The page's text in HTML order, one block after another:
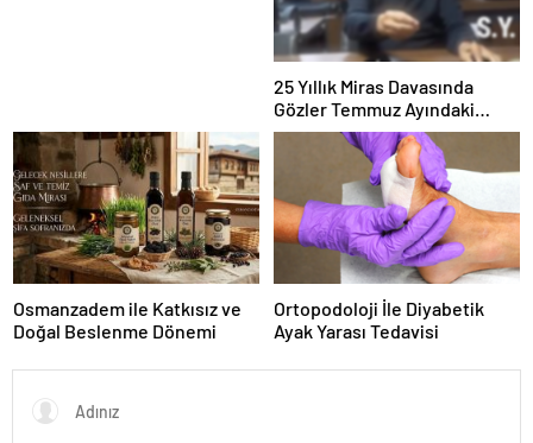
25 Yıllık Miras Davasında
Gözler Temmuz Ayındaki
Karar Duruşmasına Çevrildi
Osmanzadem ile Katkısız ve
Doğal Beslenme Dönemi
Ortopodoloji İle Diyabetik
Ayak Yarası Tedavisi